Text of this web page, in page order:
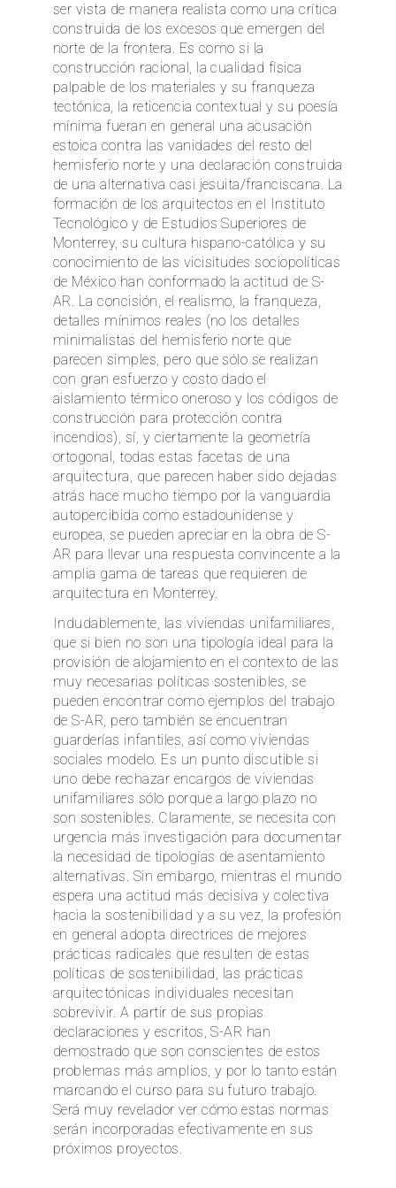
ser vista de manera realista como una crítica
construida de los excesos que emergen del
norte de la frontera. Es como si la
construcción racional, la cualidad física
palpable de los materiales y su franqueza
tectónica, la reticencia contextual y su poesía
mínima fueran en general una acusación
estoica contra las vanidades del resto del
hemisferio norte y una declaración construida
de una alternativa casi jesuita/franciscana. La
formación de los arquitectos en el Instituto
Tecnológico y de Estudios Superiores de
Monterrey, su cultura hispano-católica y su
conocimiento de las vicisitudes sociopolíticas
de México han conformado la actitud de S-
AR. La concisión, el realismo, la franqueza,
detalles mínimos reales (no los detalles
minimalistas del hemisferio norte que
parecen simples, pero que sólo se realizan
con gran esfuerzo y costo dado el
aislamiento térmico oneroso y los códigos de
construcción para protección contra
incendios), sí, y ciertamente la geometría
ortogonal, todas estas facetas de una
arquitectura, que parecen haber sido dejadas
atrás hace mucho tiempo por la vanguardia
autopercibida como estadounidense y
europea, se pueden apreciar en la obra de S-
AR para llevar una respuesta convincente a la
amplia gama de tareas que requieren de
arquitectura en Monterrey.
Indudablemente, las viviendas unifamiliares,
que si bien no son una tipología ideal para la
provisión de alojamiento en el contexto de las
muy necesarias políticas sostenibles, se
pueden encontrar como ejemplos del trabajo
de S-AR, pero también se encuentran
guarderías infantiles, así como viviendas
sociales modelo. Es un punto discutible si
uno debe rechazar encargos de viviendas
unifamiliares sólo porque a largo plazo no
son sostenibles. Claramente, se necesita con
urgencia más investigación para documentar
la necesidad de tipologías de asentamiento
alternativas. Sin embargo, mientras el mundo
espera una actitud más decisiva y colectiva
hacia la sostenibilidad y a su vez, la profesión
en general adopta directrices de mejores
prácticas radicales que resulten de estas
políticas de sostenibilidad, las prácticas
arquitectónicas individuales necesitan
sobrevivir. A partir de sus propias
declaraciones y escritos, S-AR han
demostrado que son conscientes de estos
problemas más amplios, y por lo tanto están
marcando el curso para su futuro trabajo.
Será muy revelador ver cómo estas normas
serán incorporadas efectivamente en sus
próximos proyectos.